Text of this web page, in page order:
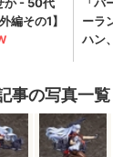
事の写真一覧